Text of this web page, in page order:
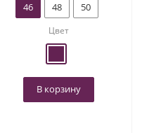
46 48 50
Цвет
В корзину